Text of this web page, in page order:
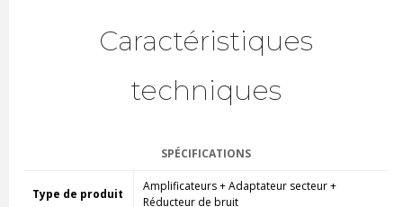
Caractéristiques
techniques
SPÉCIFICATIONS
Type de produit
Amplificateurs + Adaptateur secteur +
Réducteur de bruit